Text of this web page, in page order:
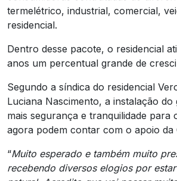
termelétrico, industrial, comercial,
residencial.
Dentro desse pacote, o residencial
anos um percentual grande de
Segundo a síndica do residencial
Luciana Nascimento, a instalação
mais segurança e tranquilidade para
agora podem contar com o apoio da
“Muito esperado e também muito
recebendo diversos elogios por